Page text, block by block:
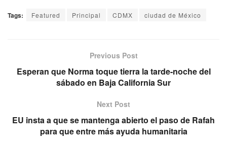
Tags: Featured Principal CDMX ciudad de México
Previous Post
Esperan que Norma toque tierra la tarde-noche del
sábado en Baja California Sur
Next Post
EU insta a que se mantenga abierto el paso de Rafah
para que entre más ayuda humanitaria